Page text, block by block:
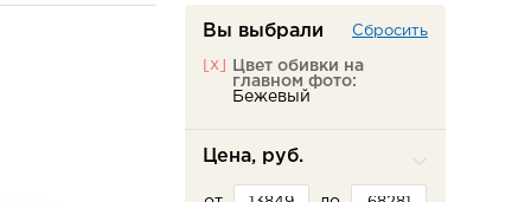
Вы выбрали Сбросить
[x]
Цвет обивки на
главном фото:
Бежевый
Цена, руб.